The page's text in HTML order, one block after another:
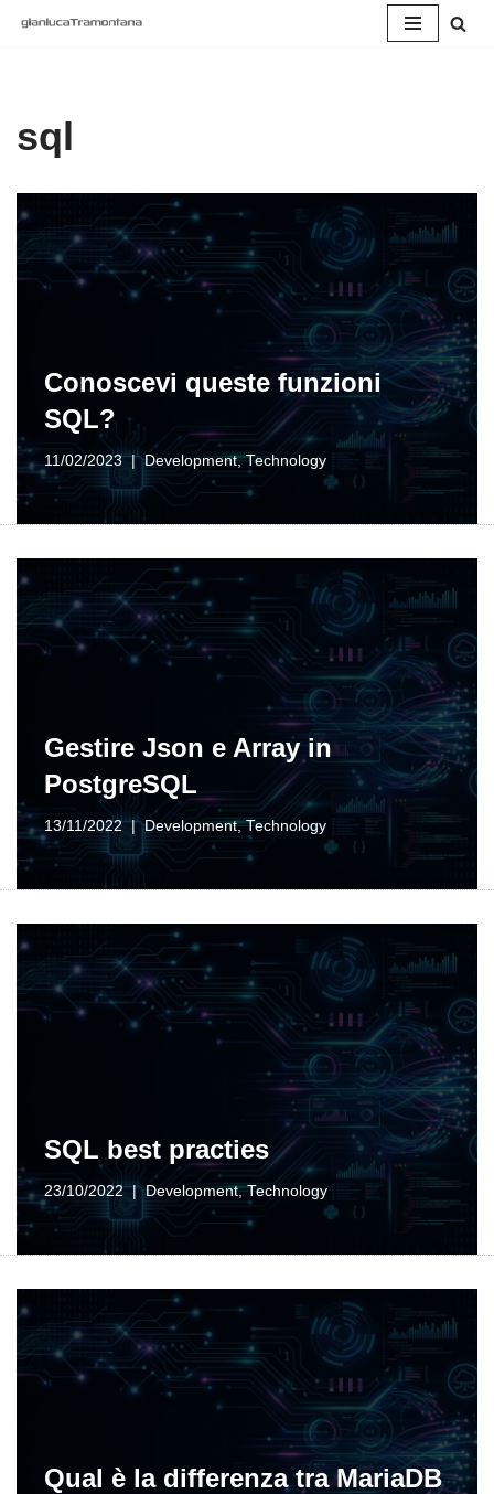
sql
Conoscevi queste funzioni
SQL?
11/02/2023 Development,Technology
Gestire Json e Array in
PostgreSQL
13/11/2022 Development,Technology
SQL best practies
23/10/2022 Development,Technology
Qual è la differenza tra MariaDB